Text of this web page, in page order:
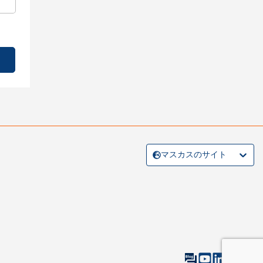
マスカスのサイト